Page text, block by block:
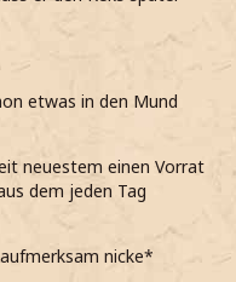
etwas in den Mund
neuestem einen Vorrat
dem jeden Tag
nicke*